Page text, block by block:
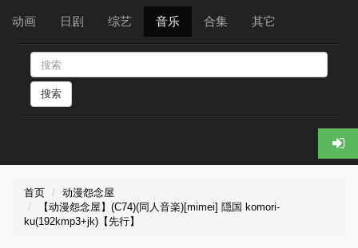
动画 日剧 综艺 音乐 合集 其它
搜索
首页
动漫怨念屋
【动漫怨念屋】(C74)(同人音楽)[mimei] 隠国 komori-
ku(192kmp3+jk)【先行】